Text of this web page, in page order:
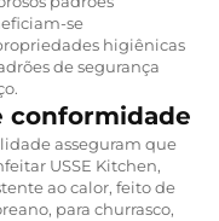
se
higiênicas
de segurança
conformidade
asseguram que
USSE Kitchen,
ao calor, feito de
para churrasco,